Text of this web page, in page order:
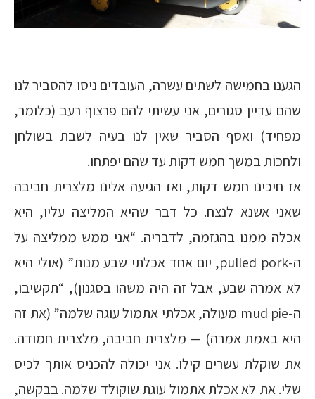
הגענו בחמישה לשתים עשרה, העובדים ניסו להסביר לנו
שהם עדיין סגורים, אני עשיתי להם פרצוף רעב (כלומר,
מפחיד) ואסף הסביר שאין לנו בעיה לשבת בשולחן
ולחכות במשך חמש דקות עד שהם יפתחו.
אז חיכינו חמש דקות, ואז הגיעה אלינו מלצרית חביבה
שאני אשנא לנצח. כל דבר שהיא המליצה עליו, היא
אכלה ממנו בהגזמה, לדבריה. “אני ממש ממליצה על
ה-pulled pork, יום אחד אכלתי שבע מנות” (אולי היא
לא אמרה שבע, אבל זה היה משהו בסגנון), “תקשיבו,
ה-mud pie מעולה, אכלתי אתמול עוגה שלמה” (את זה
היא באמת אמרה) — מלצרית חביבה, מלצרית חמודה.
את שוקלת עשרים קילו. אני יכולה להכניס אותך לכיס
שלי. את לא אכלת אתמול עוגת שוקולד שלמה. בבקשה,